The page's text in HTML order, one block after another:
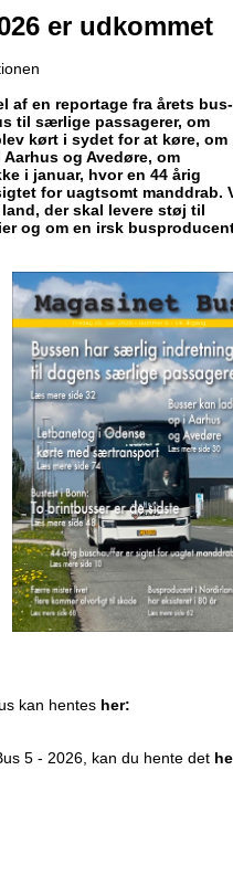
er udkommet
af en reportage fra årets
til særlige passagerer, om
kørt i sydet for at køre, om
og Avedøre, om
i januar, hvor en 44 årig
for uagtsomt manddrab.
der skal levere støj til
og om en irsk
kan hentes her:
5 - 2026, kan du hente det